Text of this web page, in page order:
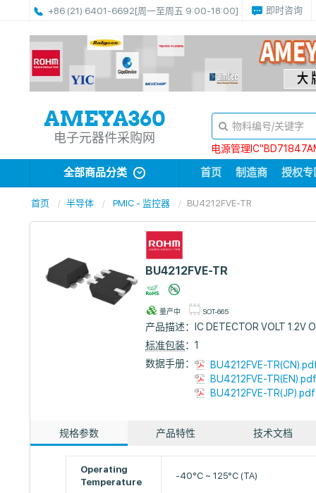
+86 (21) 6401-6692[周一至周五 9:00-18:00] 即时咨询
电子元器件采购网
电源管理
全部商品分类 首页 制造商 授权专
首页 半导体 PMIC - 监控器 BU4212FVE-TR
BU4212FVE-TR
量产中 SOT-665
产品描述：
IC DETECTOR VOLT 1.2V
标准包装：1
数据手册：
BU4212FVE-
BU4212FVE-
BU4212FVE-TR(JP).pdf
规格参数 产品特性 技术文档
Operating
Temperature
-40°C ~ 125°C (TA)